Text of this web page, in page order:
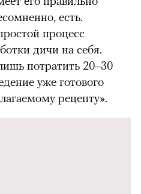
есть.
процесс
дичи на себя.
потратить 20–30
уже готового
рецепту».